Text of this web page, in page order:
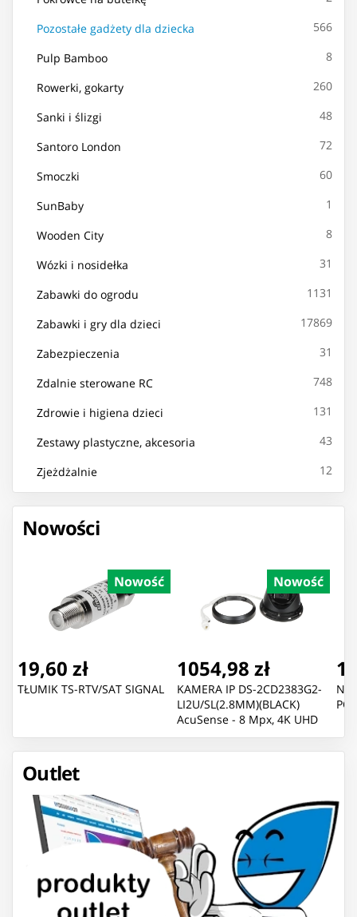
Pozostałe gadżety dla dziecka 566
Pulp Bamboo 8
Rowerki, gokarty 260
Sanki i ślizgi 48
Santoro London 72
Smoczki 60
SunBaby 1
Wooden City 8
Wózki i nosidełka 31
Zabawki do ogrodu 1131
Zabawki i gry dla dzieci 17869
Zabezpieczenia 31
Zdalnie sterowane RC 748
Zdrowie i higiena dzieci 131
Zestawy plastyczne, akcesoria 43
Zjeżdżalnie 12
Nowości
Nowość
19,60 zł
TŁUMIK TS-RTV/SAT SIGNAL
Nowość
1054,98 zł
KAMERA IP DS-2CD2383G2-
LI2U/SL(2.8MM)(BLACK)
AcuSense - 8 Mpx, 4K UHD
2.8 mm Hikvision
Outlet